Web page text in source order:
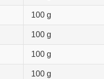
100 g
100 g
100 g
100 g